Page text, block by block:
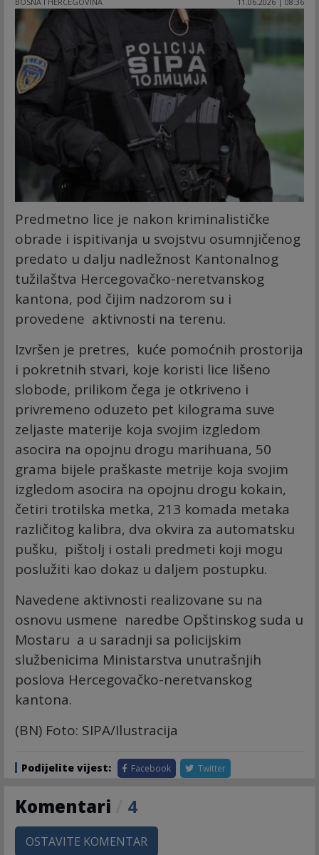
Predmetno lice je nakon kriminalističke
obrade i ispitivanja u svojstvu osumnjičenog
predato u dalju nadležnost Kantonalnog
tužilaštva Hercegovačko-neretvanskog
kantona, pod čijim nadzorom su i
provedene aktivnosti na terenu.
Izvršen je pretres, kuće pomoćnih prostorija
i pokretnih stvari, koje koristi lice lišeno
slobode, prilikom čega je otkriveno i
privremeno oduzeto pet kilograma suve
zeljaste materije koja svojim izgledom
asocira na opojnu drogu marihuana, 50
grama bijele praškaste metrije koja svojim
izgledom asocira na opojnu drogu kokain,
četiri trotilska metka, 213 komada metaka
različitog kalibra, dva okvira za automatsku
pušku, pištolj i ostali predmeti koji mogu
poslužiti kao dokaz u daljem postupku.
Navedene aktivnosti realizovane su na
osnovu usmene naredbe Opštinskog suda u
Mostaru a u saradnji sa policijskim
službenicima Ministarstva unutrašnjih
poslova Hercegovačko-neretvanskog
kantona.
(BN) Foto: SIPA/Ilustracija
Podijelite vijest: Facebook Twitter
Komentari 4
OSTAVITE KOMENTAR